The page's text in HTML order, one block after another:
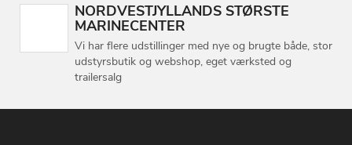
NORDVESTJYLLANDS STØRSTE
MARINECENTER
Vi har flere udstillinger med nye og brugte både, stor
udstyrsbutik og webshop, eget værksted og
trailersalg